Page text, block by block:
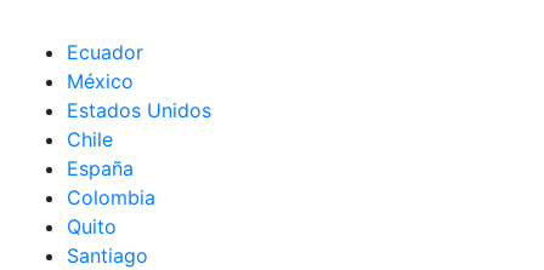
Ecuador
México
Estados Unidos
Chile
España
Colombia
Quito
Santiago